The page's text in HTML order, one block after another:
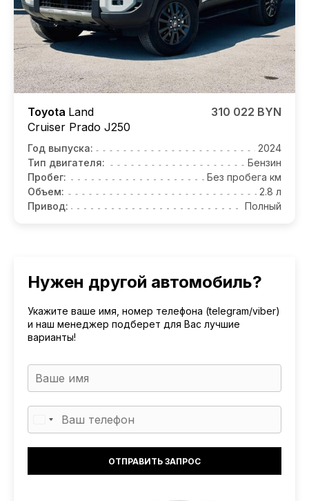
Toyota Land
Cruiser Prado J250
310 022 BYN
Год выпуска:
2024
Тип двигателя:
Бензин
Пробег:
Без пробега км
Объем:
2.8 л
Привод:
Полный
Нужен другой автомобиль?
Укажите ваше имя, номер телефона (telegram/viber)
и наш менеджер подберет для Вас лучшие
варианты!